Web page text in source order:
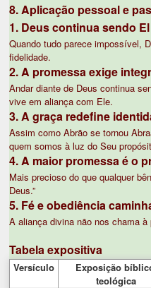
8. Aplicação pessoal e
1. Deus continua sendo
Quando tudo parece impossível,
fidelidade.
2. A promessa exige
Andar diante de Deus continua
vive em aliança com Ele.
3. A graça redefine
Assim como Abrão se tornou
quem somos à luz do Seu
4. A maior promessa é o
Mais precioso do que qualquer
Deus.”
5. Fé e obediência
A aliança divina não nos chama
Tabela expositiva
Versículo
Exposição
teológica